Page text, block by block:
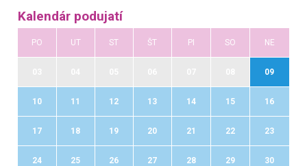
Kalendár podujatí
PO UT ST ŠT PI SO NE
09
10 11 12 13 14 15 16
17 18 19 20 21 22 23
24 25 26 27 28 29 30